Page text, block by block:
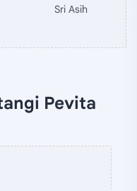
Sri Asih
Pevita